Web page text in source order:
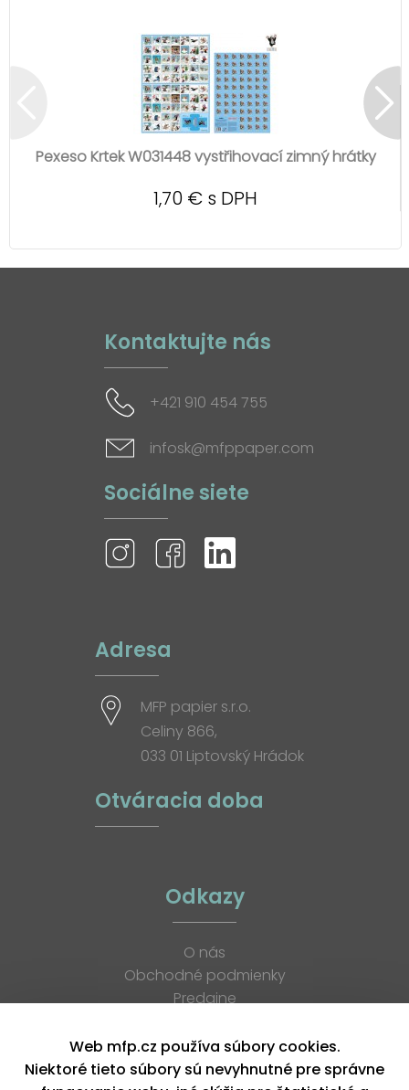
Pexeso Krtek W031448 vystřihovací zimný hrátky
1,70 € s DPH
Kontaktujte nás
+421 910 454 755
infosk@mfppaper.com
Sociálne siete
Adresa
MFP papier s.r.o.
Celiny 866,
033 01 Liptovský Hrádok
Otváracia doba
Odkazy
O nás
Obchodné podmienky
Predajne
K stiahnutiu
Blog
Web mfp.cz používa súbory cookies.
Niektoré tieto súbory sú nevyhnutné pre správne